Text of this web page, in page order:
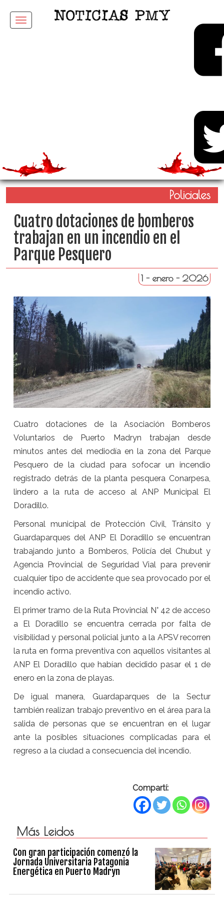
Menu
Policiales
Cuatro dotaciones de bomberos
trabajan en un incendio en el
Parque Pesquero
1 - enero - 2026
Cuatro dotaciones de la Asociación Bomberos
Voluntarios de Puerto Madryn trabajan desde
minutos antes del mediodía en la zona del Parque
Pesquero de la ciudad para sofocar un incendio
registrado detrás de la planta pesquera Conarpesa,
lindero a la ruta de acceso al ANP Municipal El
Doradillo.
Personal municipal de Protección Civil, Tránsito y
Guardaparques del ANP El Doradillo se encuentran
trabajando junto a Bomberos, Policía del Chubut y
Agencia Provincial de Seguridad Vial para prevenir
cualquier tipo de accidente que sea provocado por el
incendio activo.
El primer tramo de la Ruta Provincial N° 42 de acceso
a El Doradillo se encuentra cerrada por falta de
visibilidad y personal policial junto a la APSV recorren
la ruta en forma preventiva con aquellos visitantes al
ANP El Doradillo que habían decidido pasar el 1 de
enero en la zona de playas.
De igual manera, Guardaparques de la Sectur
también realizan trabajo preventivo en el área para la
salida de personas que se encuentran en el lugar
ante la posibles situaciones complicadas para el
regreso a la ciudad a consecuencia del incendio.
Compartí:
Más Leidos
Con gran participación comenzó la
Jornada Universitaria Patagonia
Energética en Puerto Madryn